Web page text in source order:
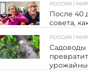
39
РОССИЯ / МИР
После 40
совета,
49
РОССИЯ / МИР
Садоводы